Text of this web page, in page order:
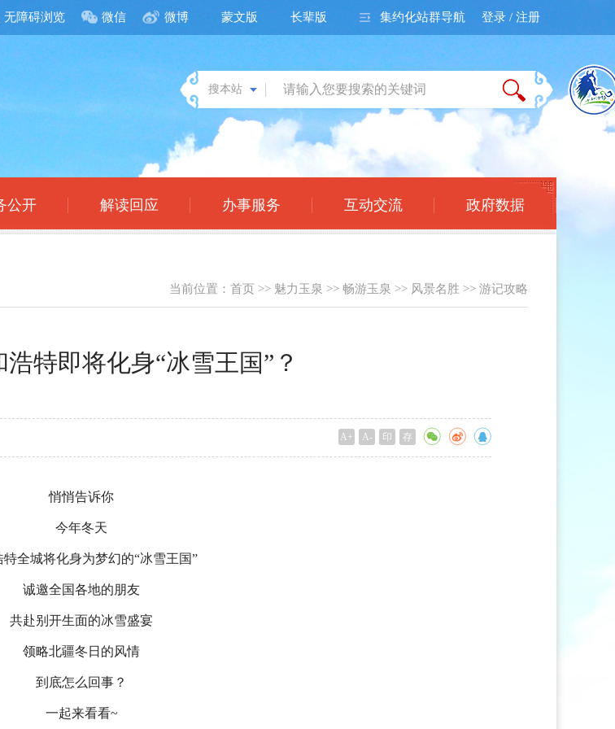
无障碍浏览 微信 微博 蒙文版 长辈版 集约化站群导航 登录 / 注册
搜本站
公开 解读回应 办事服务 互动交流 政府数据
当前位置： 首页 >> 魅力玉泉 >> 畅游玉泉 >> 风景名胜 >> 游记攻略
特即将化身“冰雪王国”？
A+ A- 印 存
悄悄告诉你
今年冬天
特全城将化身为梦幻的“冰雪王国”
诚邀全国各地的朋友
共赴别开生面的冰雪盛宴
领略北疆冬日的风情
到底怎么回事？
一起来看看~